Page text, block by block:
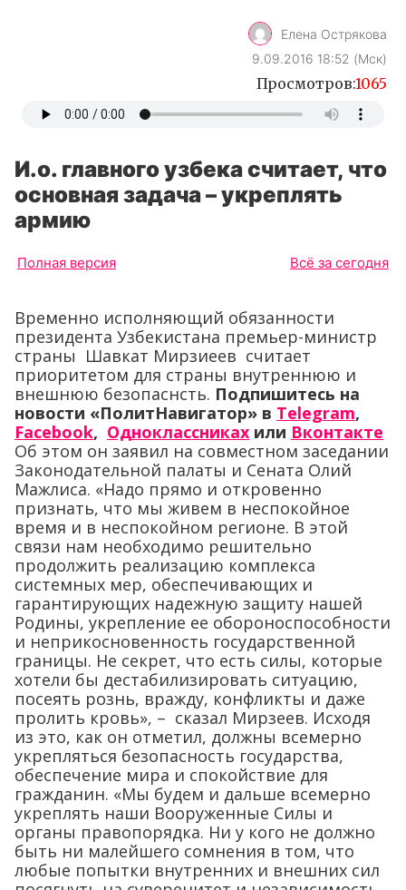
Елена Острякова
9.09.2016 18:52 (Мск)
Просмотров:1065
И.о. главного узбека считает, что
основная задача – укреплять
армию
Полная версия Всё за сегодня
Временно исполняющий обязанности
президента Узбекистана премьер-министр
страны Шавкат Мирзиеев считает
приоритетом для страны внутреннюю и
внешнюю безопаснсть. Подпишитесь на
новости «ПолитНавигатор» в Telegram,
Facebook, Одноклассниках или Вконтакте
Об этом он заявил на совместном заседании
Законодательной палаты и Сената Олий
Мажлиса. «Надо прямо и откровенно
признать, что мы живем в неспокойное
время и в неспокойном регионе. В этой
связи нам необходимо решительно
продолжить реализацию комплекса
системных мер, обеспечивающих и
гарантирующих надежную защиту нашей
Родины, укрепление ее обороноспособности
и неприкосновенность государственной
границы. Не секрет, что есть силы, которые
хотели бы дестабилизировать ситуацию,
посеять рознь, вражду, конфликты и даже
пролить кровь», – сказал Мирзеев. Исходя
из это, как он отметил, должны всемерно
укрепляться безопасность государства,
обеспечение мира и спокойствие для
гражданин. «Мы будем и дальше всемерно
укреплять наши Вооруженные Силы и
органы правопорядка. Ни у кого не должно
быть ни малейшего сомнения в том, что
любые попытки внутренних и внешних сил